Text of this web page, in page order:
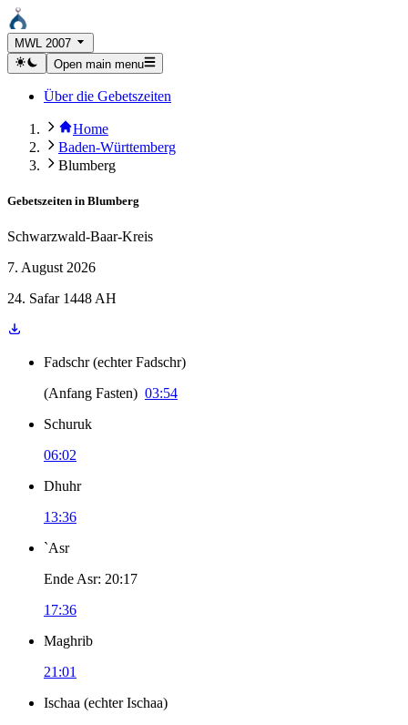
MWL 2007
Open main menu
Über die Gebetszeiten
Home
Baden-Württemberg
Blumberg
Gebetszeiten in Blumberg
Schwarzwald-Baar-Kreis
7. August 2026
24. Safar 1448 AH
Fadschr (echter Fadschr)
(Anfang Fasten) 03:54
Schuruk
06:02
Dhuhr
13:36
`Asr
Ende Asr: 20:17
17:36
Maghrib
21:01
Ischaa (echter Ischaa)